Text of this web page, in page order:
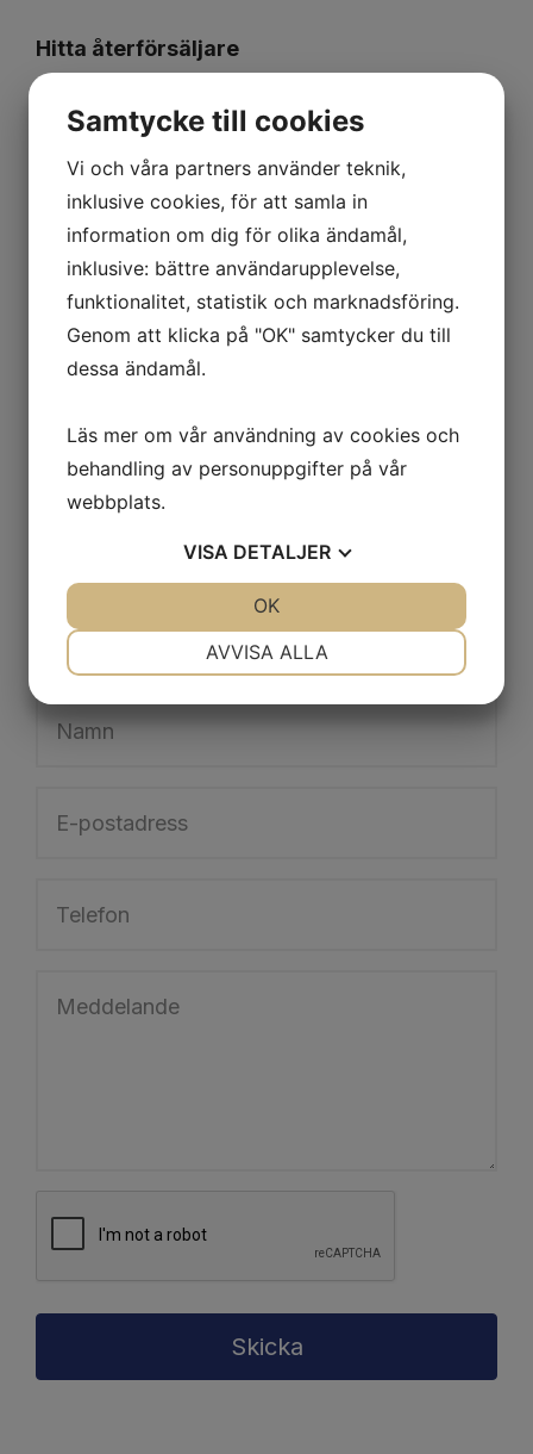
Hitta återförsäljare
Kontakta oss via formuläret nedan så hjälper
vi er vidare.
Bli återförsäljare
Är ni intresserade av att bli återförsäljare?
Kontakta Christian påchristian@safety-
first.se
så berättar han gärna mer.
Skicka
Samtycke till cookies
Vi och våra partners använder teknik,
inklusive cookies, för att samla in
information om dig för olika ändamål,
inklusive: bättre användarupplevelse,
funktionalitet, statistik och marknadsföring.
Genom att klicka på "OK" samtycker du till
dessa ändamål.
Läs mer om vår användning av cookies och
behandling av personuppgifter på vår
webbplats.
VISA DETALJER
MARKNADSFÖRING
AVVISA ALLA
OK